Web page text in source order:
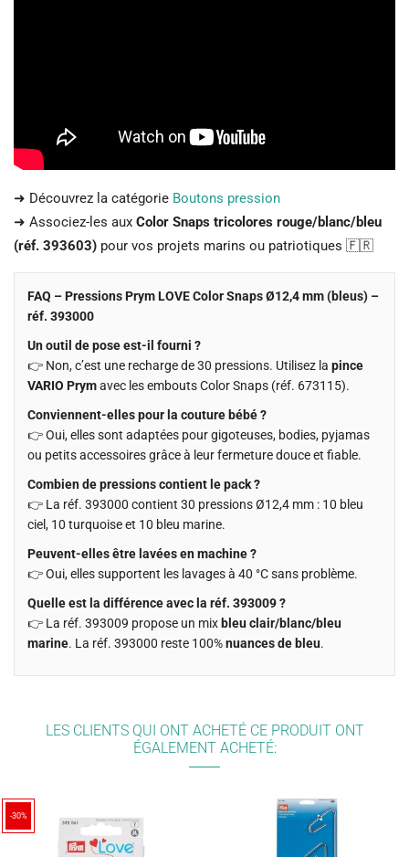
➜ Découvrez la catégorie Boutons pression
➜ Associez-les aux Color Snaps tricolores rouge/blanc/bleu
(réf. 393603) pour vos projets marins ou patriotiques 🇫🇷
FAQ – Pressions Prym LOVE Color Snaps Ø12,4 mm (bleus) –
réf. 393000
Un outil de pose est-il fourni ?
👉 Non, c’est une recharge de 30 pressions. Utilisez la pince
VARIO Prymavec les embouts Color Snaps (réf. 673115).
Conviennent-elles pour la couture bébé ?
👉 Oui, elles sont adaptées pour gigoteuses, bodies, pyjamas
ou petits accessoires grâce à leur fermeture douce et fiable.
Combien de pressions contient le pack ?
👉 La réf. 393000 contient 30 pressions Ø12,4 mm : 10 bleu
ciel, 10 turquoise et 10 bleu marine.
Peuvent-elles être lavées en machine ?
👉 Oui, elles supportent les lavages à 40 °C sans problème.
Quelle est la différence avec la réf. 393009 ?
👉 La réf. 393009 propose un mix bleu clair/blanc/bleu
marine. La réf. 393000 reste 100%nuances de bleu.
LES CLIENTS QUI ONT ACHETÉ CE PRODUIT ONT
ÉGALEMENT ACHETÉ:
-30%